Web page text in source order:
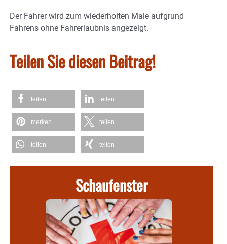
Der Fahrer wird zum wiederholten Male aufgrund
Fahrens ohne Fahrerlaubnis angezeigt.
Teilen Sie diesen Beitrag!
teilen teilen
merken teilen
teilen teilen
Schaufenster